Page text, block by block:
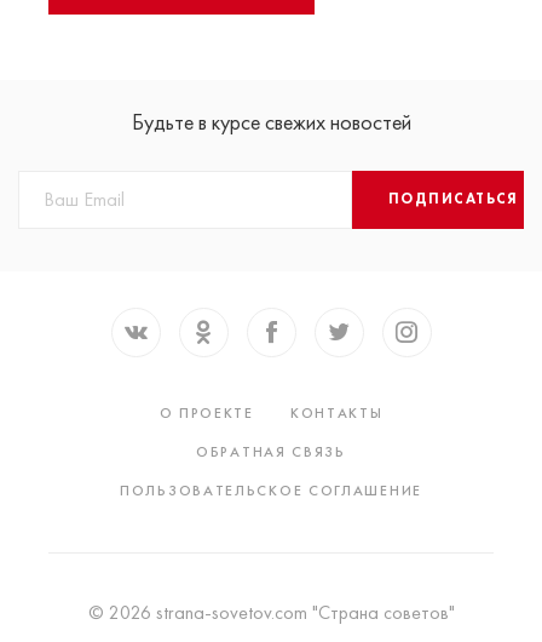
Будьте в курсе свежих новостей
ПОДПИСАТЬСЯ
О ПРОЕКТЕ
КОНТАКТЫ
ОБРАТНАЯ СВЯЗЬ
ПОЛЬЗОВАТЕЛЬСКОЕ СОГЛАШЕНИЕ
© 2026 strana-sovetov.com "Страна советов"